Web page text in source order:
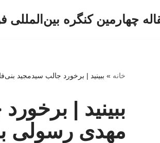
چهارمین کنگره
خانه » ببینید | برخورد جالب سیدمجید
ببینید |
مهدی رسولی